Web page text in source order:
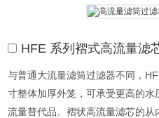
HFE 系列褶式高流量滤
与普通大流量滤筒过滤器不同，
寸整体加厚外笼，可承受更高的
流量替代品。褶状高流量滤芯的